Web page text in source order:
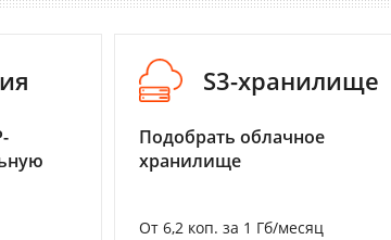
S3-хранилище
Подобрать облачное
хранилище
От 6,2 коп. за 1 Гб/месяц